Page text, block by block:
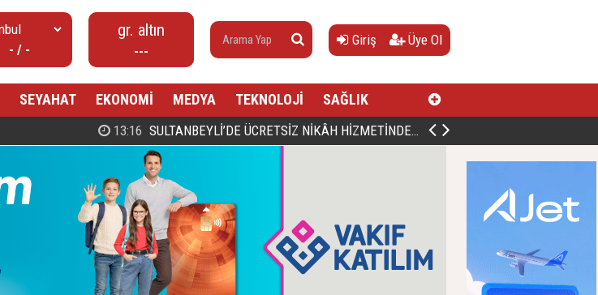
- / -
gr. altın
---
Giriş Üye Ol
SEYAHAT EKONOMİ MEDYA TEKNOLOJİ SAĞLIK
00:27 PROF. DR. MAHMUD ESAD COŞAN, DOĞUMUNUN HİCRÎ 91. YILINDA ELAZIĞ'DA YÂD EDİLECEK